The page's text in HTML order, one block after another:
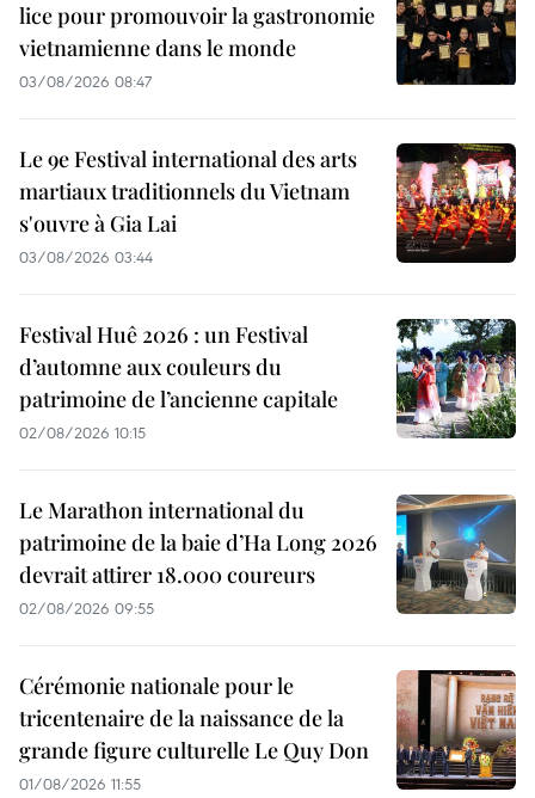
lice pour promouvoir la gastronomie
vietnamienne dans le monde
03/08/2026 08:47
Le 9e Festival international des arts
martiaux traditionnels du Vietnam
s'ouvre à Gia Lai
03/08/2026 03:44
Festival Huê 2026 : un Festival
d’automne aux couleurs du
patrimoine de l’ancienne capitale
02/08/2026 10:15
Le Marathon international du
patrimoine de la baie d’Ha Long 2026
devrait attirer 18.000 coureurs
02/08/2026 09:55
Cérémonie nationale pour le
tricentenaire de la naissance de la
grande figure culturelle Le Quy Don
01/08/2026 11:55